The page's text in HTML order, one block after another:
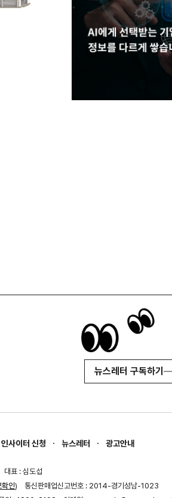
뉴스레터 구독하기
인사이터 신청 뉴스레터 광고안내
대표 : 심도섭
인)
통신판매업신고번호 : 2014-경기성남-1023